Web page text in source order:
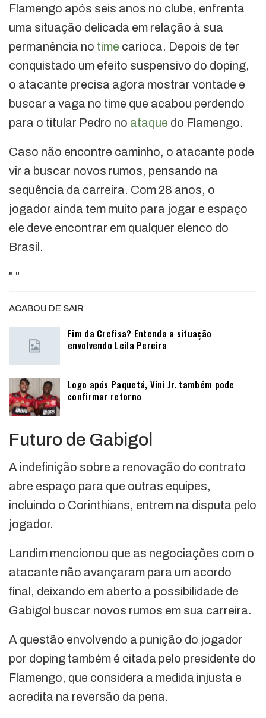
Flamengo após seis anos no clube, enfrenta
uma situação delicada em relação à sua
permanência no time carioca. Depois de ter
conquistado um efeito suspensivo do doping,
o atacante precisa agora mostrar vontade e
buscar a vaga no time que acabou perdendo
para o titular Pedro no ataque do Flamengo.
Caso não encontre caminho, o atacante pode
vir a buscar novos rumos, pensando na
sequência da carreira. Com 28 anos, o
jogador ainda tem muito para jogar e espaço
ele deve encontrar em qualquer elenco do
Brasil.
" "
ACABOU DE SAIR
Fim da Crefisa? Entenda a situação
envolvendo Leila Pereira
Logo após Paquetá, Vini Jr. também pode
confirmar retorno
Futuro de Gabigol
A indefinição sobre a renovação do contrato
abre espaço para que outras equipes,
incluindo o Corinthians, entrem na disputa pelo
jogador.
Landim mencionou que as negociações com o
atacante não avançaram para um acordo
final, deixando em aberto a possibilidade de
Gabigol buscar novos rumos em sua carreira.
A questão envolvendo a punição do jogador
por doping também é citada pelo presidente do
Flamengo, que considera a medida injusta e
acredita na reversão da pena.